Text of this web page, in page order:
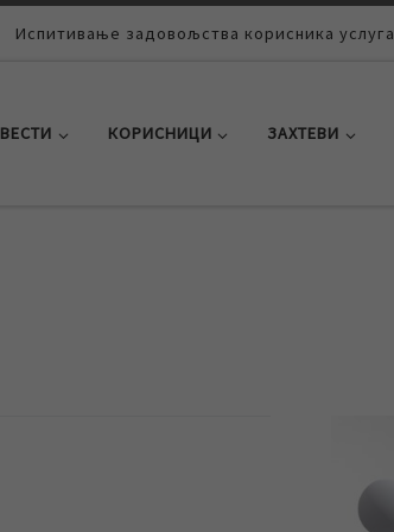
Испитивање задовољства корисника услуга
ВЕСТИ КОРИСНИЦИ ЗАХТЕВИ